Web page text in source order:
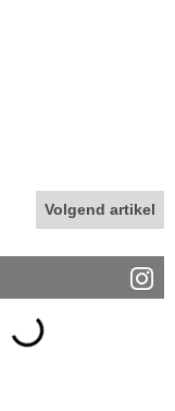
Volgend artikel